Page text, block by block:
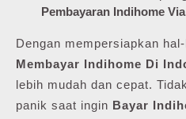
Pembayaran Indihome
Dengan mempersiapkan
Membayar Indihome Di
lebih mudah dan cepat.
panik saat ingin Bayar